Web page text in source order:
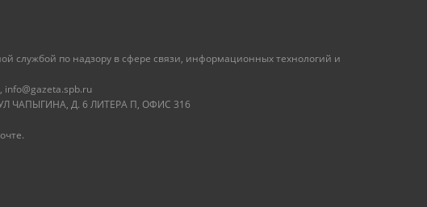
службой по надзору в сфере связи, информационных технологий и
ЧАПЫГИНА, Д. 6 ЛИТЕРА П, ОФИС 316